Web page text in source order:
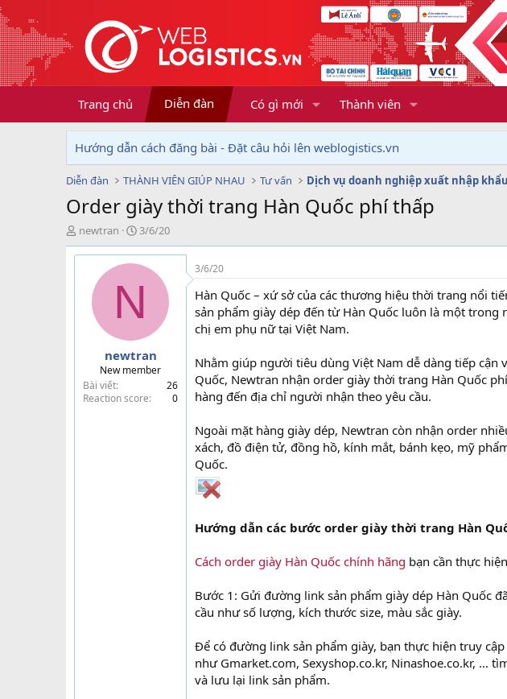
Trang chủ Diễn đàn Có gì mới Thành viên
Hướng dẫn cách đăng bài - Đặt câu hỏi lên weblogistics.vn
Diễn đàn THÀNH VIÊN GIÚP NHAU Tư vấn
Order giày thời trang Hàn Quốc phí thấp
T
h
r
newtran
N
g
à
g
i
3/6/20
N
newtran
New member
Bài viết
26
Reaction score
0
3/6/20
Hàn Quốc – xứ sở của các thương hiệu thời trang nổi
sản phẩm giày dép đến từ Hàn Quốc luôn là một trong
chị em phụ nữ tại Việt Nam.
Nhằm giúp người tiêu dùng Việt Nam dễ dàng tiếp cận
Quốc, Newtran nhận order giày thời trang Hàn Quốc
hàng đến địa chỉ người nhận theo yêu cầu.
Ngoài mặt hàng giày dép, Newtran còn nhận order
xách, đồ điện tử, đồng hồ, kính mắt, bánh kẹo, mỹ
Quốc.
Hướng dẫn các bước order giày thời trang Hàn
Cách order giày Hàn Quốc chính hãng bạn cần thực
Bước 1: Gửi đường link sản phẩm giày dép Hàn Quốc
cầu như số lượng, kích thước size, màu sắc giày.
Để có đường link sản phẩm giày, bạn thực hiện truy
như Gmarket.com, Sexyshop.co.kr, Ninashoe.co.kr, …
và lưu lại link sản phẩm.